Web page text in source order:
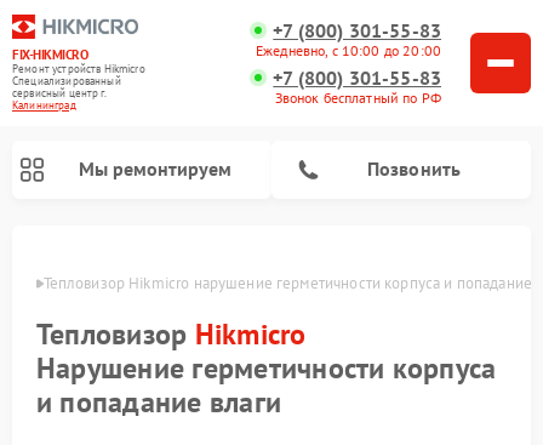
FIX-HIKMICRO
Ремонт устройств Hikmicro
Специализированный
cервисный центр г.
Калининград
+7 (800) 301-55-83
Ежедневно, с 10:00 до 20:00
+7 (800) 301-55-83
Звонок бесплатный по РФ
Мы ремонтируем Позвонить
Тепловизор Hikmicro нарушение герметичности корпуса и попадание
Тепловизор Hikmicro
Нарушение герметичности корпуса
и попадание влаги